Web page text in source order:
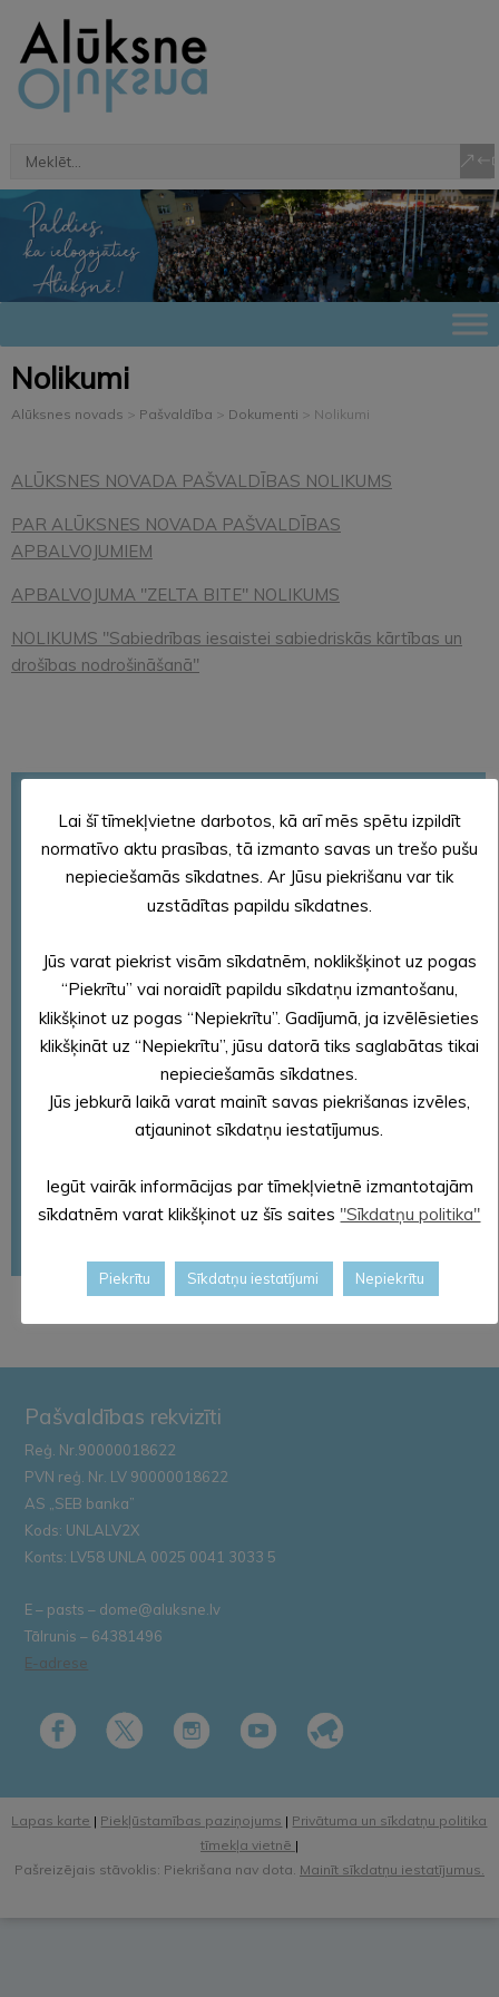
Nolikumi
Alūksnes novads > Pašvaldība > Dokumenti > Nolikumi
ALŪKSNES NOVADA PAŠVALDĪBAS NOLIKUMS
PAR ALŪKSNES NOVADA PAŠVALDĪBAS
APBALVOJUMIEM
APBALVOJUMA "ZELTA BITE" NOLIKUMS
NOLIKUMS "Sabiedrības iesaistei sabiedriskās kārtības un
drošības nodrošināšanā"
Ilgtspējīgas attīstības stratēģija
Attīstības programma
Nekustamā īpašuma nodoklis
Detālplānojumi
Lokālplānojumi
Dokumenti par pašvaldības ielām un autoceļiem
Derīgo izrakteņu ieguves atļaujas
Teritorijas plānojums
Saistošie noteikumi
Pašvaldības rekvizīti
Reģ. Nr.90000018622
PVN reģ. Nr. LV 90000018622
AS „SEB banka”
Kods: UNLALV2X
Konts: LV58 UNLA 0025 0041 3033 5
E – pasts – dome@aluksne.lv
Tālrunis – 64381496
E-adrese
Lapas karte | Piekļūstamības paziņojums | Privātuma un sīkdatņu politika
tīmekļa vietnē |
Pašreizējais stāvoklis: Piekrišana nav dota. Mainīt sīkdatņu iestatījumus.
Lai šī tīmekļvietne darbotos, kā arī mēs spētu izpildīt
normatīvo aktu prasības, tā izmanto savas un trešo pušu
nepieciešamās sīkdatnes. Ar Jūsu piekrišanu var tik
uzstādītas papildu sīkdatnes.
Jūs varat piekrist visām sīkdatnēm, noklikšķinot uz pogas
“Piekrītu” vai noraidīt papildu sīkdatņu izmantošanu,
klikšķinot uz pogas “Nepiekrītu”. Gadījumā, ja izvēlēsieties
klikšķināt uz “Nepiekrītu”, jūsu datorā tiks saglabātas tikai
nepieciešamās sīkdatnes.
Jūs jebkurā laikā varat mainīt savas piekrišanas izvēles,
atjauninot sīkdatņu iestatījumus.
Iegūt vairāk informācijas par tīmekļvietnē izmantotajām
sīkdatnēm varat klikšķinot uz šīs saites "Sīkdatņu politika"
Piekrītu Sīkdatņu iestatījumi Nepiekrītu